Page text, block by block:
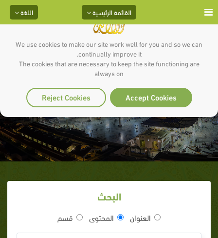
We use cookies to make our site work well for you and so we can
continually improve it.
The cookies that are necessary to keep the site functioning are
always on
Accept Cookies
Reject Cookies
اللغة القائمة الرئيسية
أسرار قيام الليل
البحث
العنوان المحتوى قسم